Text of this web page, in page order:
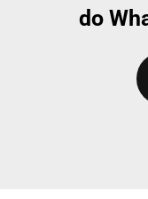
do